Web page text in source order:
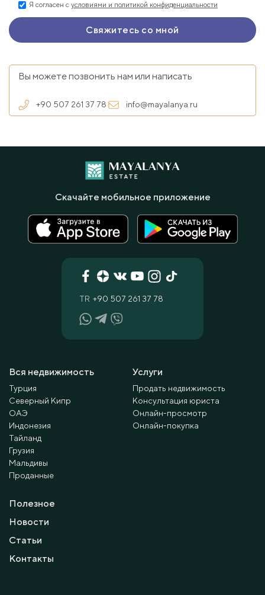
Я согласен с условиями и политикой конфиденциальности
Вы можете позвонить нам или написать
+90 507 261 37 78 info@mayalanya.ru
Вся недвижимость
Турция
Северный Кипр
ОАЭ
Индонезия
Тайланд
Грузия
Мальдивы
Проданные
Услуги
Продать недвижимость
Консультация юриста
Онлайн-просмотр
Онлайн-покупка
Полезное
Новости
Статьи
Контакты
TR +90 507 261 37 78
Скачайте мобильное приложение